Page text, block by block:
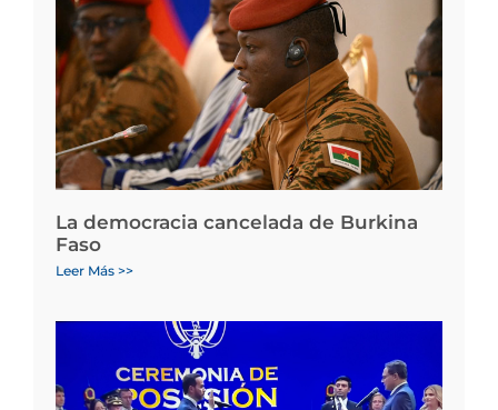
La democracia cancelada de Burkina
Faso
Leer Más >>